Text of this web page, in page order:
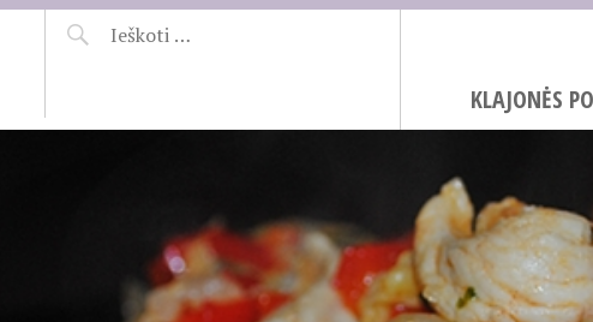
KLAJONĖS